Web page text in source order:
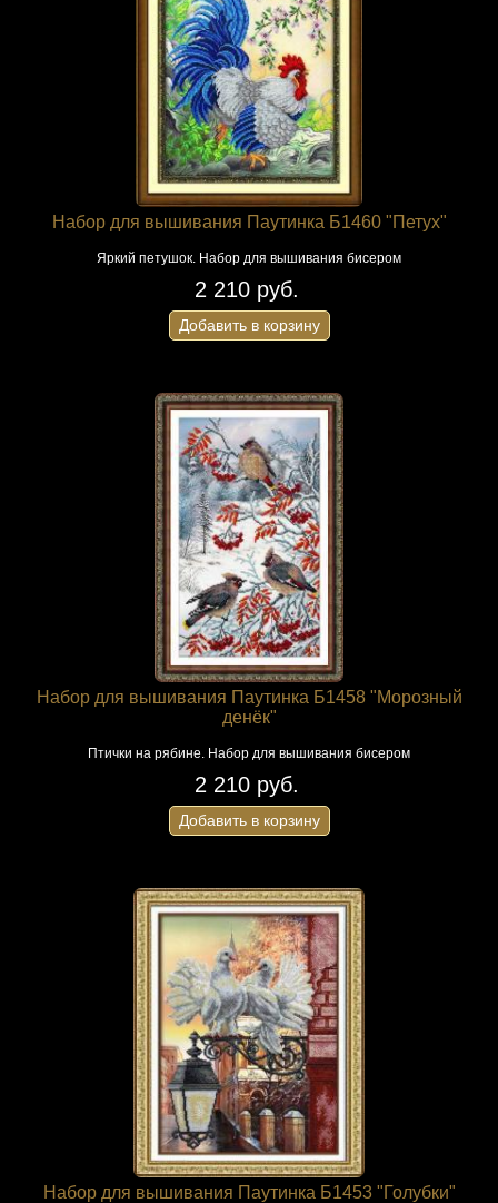
Набор для вышивания Паутинка Б1460 "Петух"
Яркий петушок. Набор для вышивания бисером
2 210 руб.
Добавить в корзину
Набор для вышивания Паутинка Б1458 "Морозный
денёк"
Птички на рябине. Набор для вышивания бисером
2 210 руб.
Добавить в корзину
Набор для вышивания Паутинка Б1453 "Голубки"